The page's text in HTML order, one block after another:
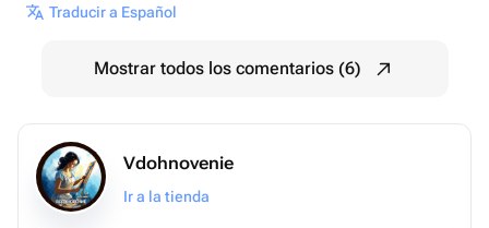
Traducir a Español
Mostrar todos los comentarios (6)
Vdohnovenie
Ir a la tienda